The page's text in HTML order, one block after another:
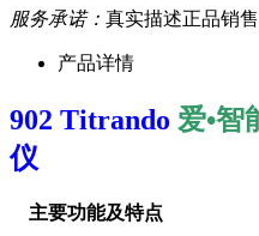
服务承诺： 真实描述正品销售
产品详情
902 Titrando 爱•智
仪
主要功能及特点